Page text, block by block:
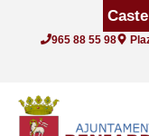
965 88 55 98